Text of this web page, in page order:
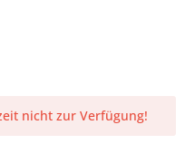
nicht zur Verfügung!